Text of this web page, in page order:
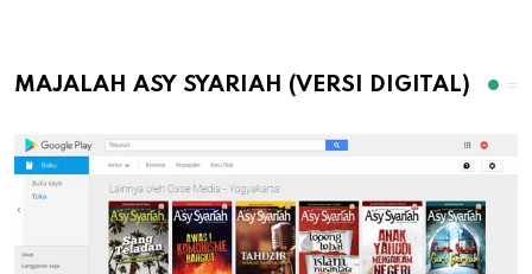
MAJALAH ASY SYARIAH (VERSI DIGITAL)